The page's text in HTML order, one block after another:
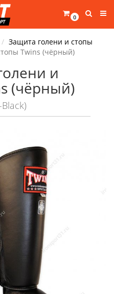
0
Защита голени и стопы
Twins (чёрный)
и
(чёрный)